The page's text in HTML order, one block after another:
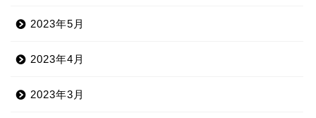
2023年5月
2023年4月
2023年3月